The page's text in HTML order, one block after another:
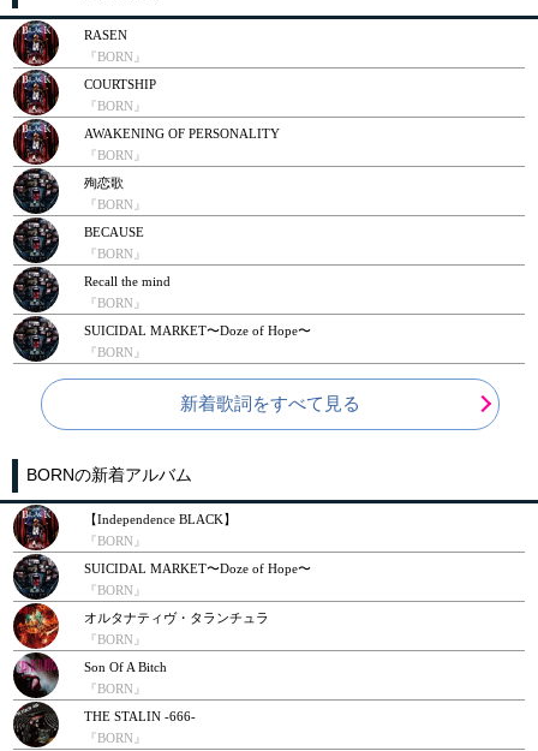
RASEN
『BORN』
COURTSHIP
『BORN』
AWAKENING OF PERSONALITY
『BORN』
殉恋歌
『BORN』
BECAUSE
『BORN』
Recall the mind
『BORN』
SUICIDAL MARKET〜Doze of Hope〜
『BORN』
新着歌詞をすべて見る
BORNの新着アルバム
【Independence BLACK】
『BORN』
SUICIDAL MARKET〜Doze of Hope〜
『BORN』
オルタナティヴ・タランチュラ
『BORN』
Son Of A Bitch
『BORN』
THE STALIN -666-
『BORN』